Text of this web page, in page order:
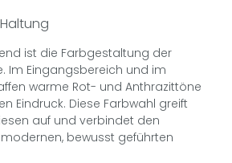
ist die Farbgestaltung der
Im Eingangsbereich und im
warme Rot- und Anthrazittöne
Eindruck. Diese Farbwahl greift
auf und verbindet den
bewusst geführten